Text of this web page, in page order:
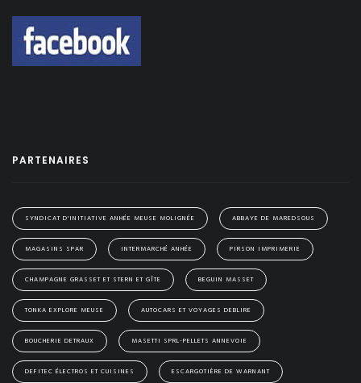
PARTENAIRES
SYNDICAT D'INITIATIVE ANHÉE MEUSE MOLIGNÉE ABBAYE DE MAREDSOUS
MAGASINS SPAR INTERMARCHÉ ANHÉE PIRSON IMPRIMERIE
CHAMPAGNE GRASSET ET STERN ET GÎTE BEGUIN MASSET
TONKA EXPLORE MEUSE AUTOCARS ET VOYAGES DEBLIRE
BOUCHERIE DETRAUX MASETTI SPRL-PELLETS ANNEVOIE
DEFITEC ÉLECTROS ET CUISINES ESCARGOTIÈRE DE WARNANT